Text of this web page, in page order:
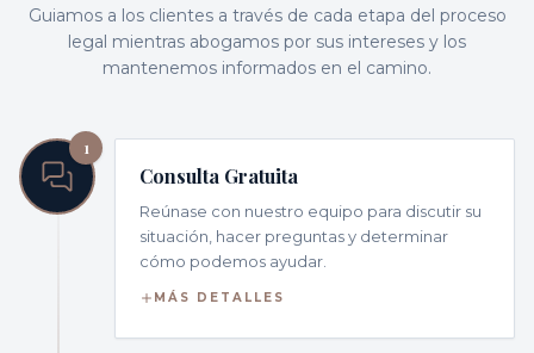
Guiamos a los clientes a través de cada etapa del proceso
legal mientras abogamos por sus intereses y los
mantenemos informados en el camino.
1
Consulta Gratuita
Reúnase con nuestro equipo para discutir su
situación, hacer preguntas y determinar
cómo podemos ayudar.
MÁS DETALLES